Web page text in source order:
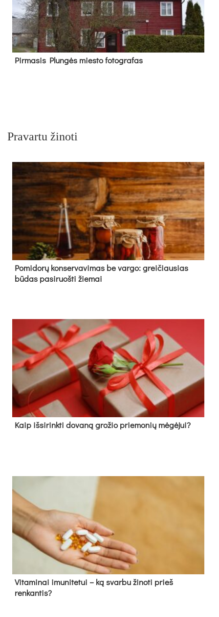
Pir­ma­sis Plun­gės mies­to fo­tog­ra­fas
Pravartu žinoti
Pomidorų konservavimas be vargo: greičiausias
būdas pasiruošti žiemai
Kaip išsirinkti dovaną grožio priemonių mėgėjui?
Vitaminai imunitetui – ką svarbu žinoti prieš
renkantis?